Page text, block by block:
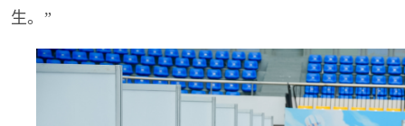
生。”